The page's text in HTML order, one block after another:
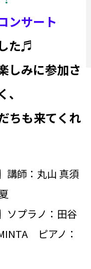
ンサート
た♬
しみに参加さ
ちも来てくれ
：丸山 真須
ラノ：田谷
ピアノ：